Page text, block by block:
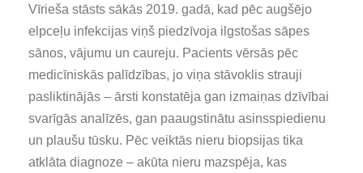
Vīrieša stāsts sākās 2019. gadā, kad pēc augšējo
elpceļu infekcijas viņš piedzīvoja ilgstošas sāpes
sānos, vājumu un caureju. Pacients vērsās pēc
medicīniskās palīdzības, jo viņa stāvoklis strauji
pasliktinājās – ārsti konstatēja gan izmaiņas dzīvībai
svarīgās analīzēs, gan paaugstinātu asinsspiedienu
un plaušu tūsku. Pēc veiktās nieru biopsijas tika
atklāta diagnoze – akūta nieru mazspēja, kas